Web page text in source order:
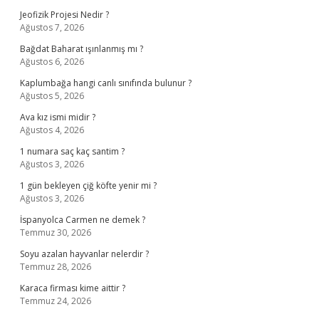
Jeofizik Projesi Nedir ?
Ağustos 7, 2026
Bağdat Baharat ışınlanmış mı ?
Ağustos 6, 2026
Kaplumbağa hangi canlı sınıfında bulunur ?
Ağustos 5, 2026
Ava kız ismi midir ?
Ağustos 4, 2026
1 numara saç kaç santim ?
Ağustos 3, 2026
1 gün bekleyen çiğ köfte yenir mi ?
Ağustos 3, 2026
İspanyolca Carmen ne demek ?
Temmuz 30, 2026
Soyu azalan hayvanlar nelerdir ?
Temmuz 28, 2026
Karaca firması kime aittir ?
Temmuz 24, 2026